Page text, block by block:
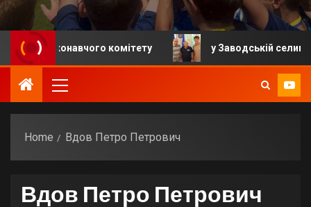
виконавчого комітету у Заводській селищній
Home Вдов Петро Петрович
Вдов Петро Петрович